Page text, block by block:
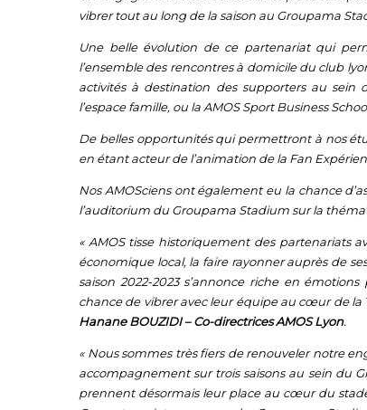
vibrer tout au long de la saison au Groupama
Une belle évolution de ce partenariat qui
l’ensemble des rencontres à domicile du club
activités à destination des supporters au sein
l’espace famille, ou la AMOS Sport Business
De belles opportunités qui permettront à nos
en étant acteur de l’animation de la Fan
Nos AMOSciens ont également eu la chance
l’auditorium du Groupama Stadium sur la
« AMOS tisse historiquement des partenariats
économique local, la faire rayonner auprès de
saison 2022-2023 s’annonce riche en
chance de vibrer avec leur équipe au cœur de la
Hanane BOUZIDI – Co-directrices AMOS Lyon.
« Nous sommes très fiers de renouveler notre
accompagnement sur trois saisons au sein du
prennent désormais leur place au cœur du